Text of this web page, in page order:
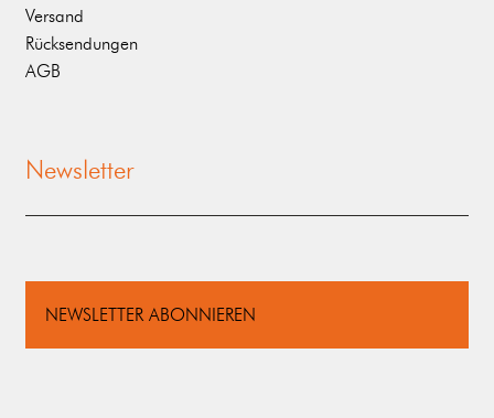
Versand
Rücksendungen
AGB
Newsletter
NEWSLETTER ABONNIEREN